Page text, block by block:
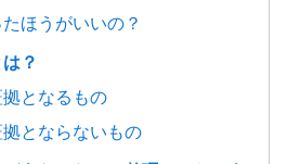
ほうがいいの？
？
拠となるもの
拠とならないもの